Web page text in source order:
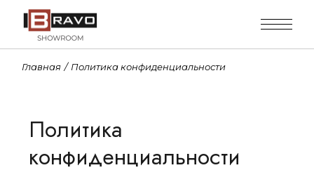
Главная Политика конфиденциальности
Политика
конфиденциальности